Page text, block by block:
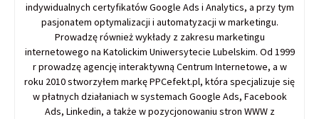
indywidualnych certyfikatów Google Ads i Analytics, a przy tym
pasjonatem optymalizacji i automatyzacji w marketingu.
Prowadzę również wykłady z zakresu marketingu
internetowego na Katolickim Uniwersytecie Lubelskim. Od 1999
r prowadzę agencję interaktywną Centrum Internetowe, a w
roku 2010 stworzyłem markę PPCefekt.pl, która specjalizuje się
w płatnych działaniach w systemach Google Ads, Facebook
Ads, Linkedin, a także w pozycjonowaniu stron WWW z